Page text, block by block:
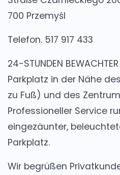
700 Przemyśl
Telefon. 517 917 433
24-STUNDEN
Parkplatz in der Nähe
zu Fuß) und des
Professioneller Service
eingezäunter,
Parkplatz.
Wir begrüßen